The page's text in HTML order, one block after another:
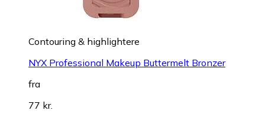
Contouring & highlightere
NYX Professional Makeup Buttermelt Bronzer
fra
77 kr.